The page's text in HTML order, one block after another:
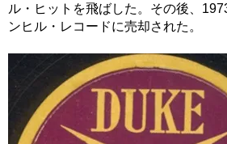
ル・ヒットを飛ばした。その後、
ンヒル・レコードに売却された。